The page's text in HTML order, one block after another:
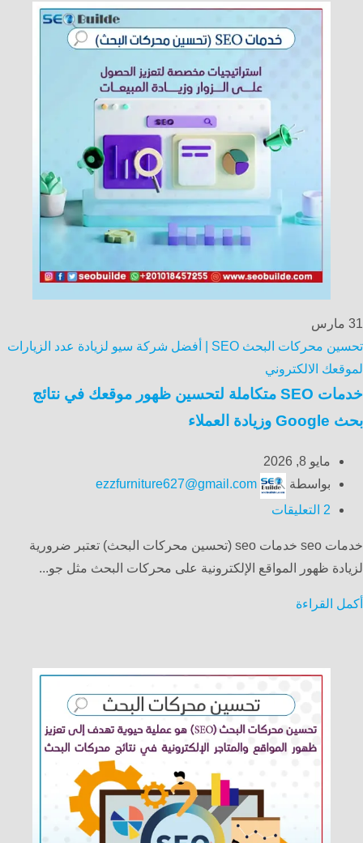
31 مارس
تحسين محركات البحث SEO | أفضل شركة سيو لزيادة عدد الزيارات
لموقعك الالكتروني
خدمات SEO متكاملة لتحسين ظهور موقعك في نتائج
بحث Google وزيادة العملاء
مايو 8, 2026
بواسطة
ezzfurniture627@gmail.com
2 التعليقات
خدمات seo خدمات seo (تحسين محركات البحث) تعتبر ضرورية
لزيادة ظهور المواقع الإلكترونية على محركات البحث مثل جو...
أكمل القراءة